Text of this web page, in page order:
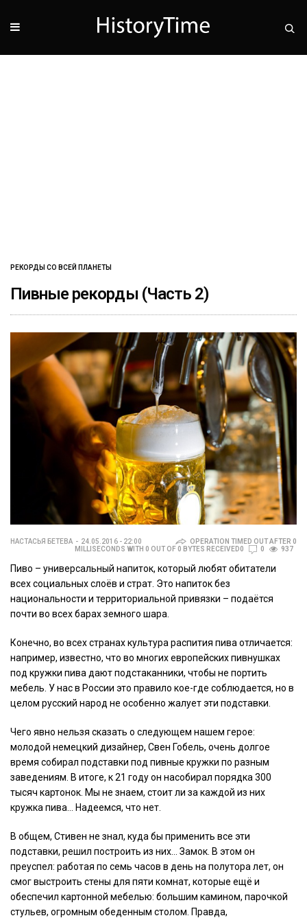
РЕКОРДЫ СО ВСЕЙ ПЛАНЕТЫ
Пивные рекорды (Часть 2)
НАСТАСЬЯ БЕТЕВА 24.05.2016 - 22:00
OPERATION TIMED OUT AFTER 0
MILLISECONDS WITH 0 OUT OF 0 BYTES RECEIVED0
0 937
Пиво – универсальный напиток, который любят обитатели
всех социальных слоёв и страт. Это напиток без
национальности и территориальной привязки – подаётся
почти во всех барах земного шара.
Конечно, во всех странах культура распития пива отличается:
например, известно, что во многих европейских пивнушках
под кружки пива дают подстаканники, чтобы не портить
мебель. У нас в России это правило кое-где соблюдается, но в
целом русский народ не особенно жалует эти подставки.
Чего явно нельзя сказать о следующем нашем герое:
молодой немецкий дизайнер, Свен Гобель, очень долгое
время собирал подставки под пивные кружки по разным
заведениям. В итоге, к 21 году он насобирал порядка 300
тысяч картонок. Мы не знаем, стоит ли за каждой из них
кружка пива… Надеемся, что нет.
В общем, Стивен не знал, куда бы применить все эти
подставки, решил построить из них… Замок. В этом он
преуспел: работая по семь часов в день на полутора лет, он
смог выстроить стены для пяти комнат, которые ещё и
обеспечил картонной мебелью: большим камином, парочкой
стульев, огромным обеденным столом. Правда,